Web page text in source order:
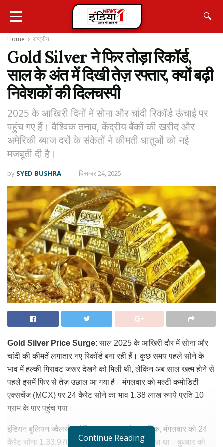
🔍
Home राष्ट्रीय
Gold Silver ने फिर तोड़ा रिकॉर्ड,
साल के अंत में दिखी तेज़ रफ्तार, क्यों बढ़ी
निवेशकों की दिलचस्पी
2025 के आखिरी दिनों में सोना और चांदी रिकॉर्ड ऊंचाई पर
पहुंच गए हैं। वैश्विक तनाव, केंद्रीय बैंकों की खरीद और
अमेरिकी ब्याज दरों के संकेतों ने कीमती धातुओं को नई
मजबूती दी है।
by SYED BUSHRA दिसम्बर 24, 2025
Gold Silver Price Surge: साल 2025 के आखिरी दौर में सोना और
चांदी की कीमतें लगातार नए रिकॉर्ड बना रही हैं। कुछ समय पहले सोने के
भाव में हल्की गिरावट जरूर देखने को मिली थी, लेकिन अब साल खत्म होने से
पहले इसमें फिर से तेज़ उछाल आ गया है। मंगलवार को मल्टी कमोडिटी
एक्सचेंज (MCX) पर 24 कैरेट सोने का भाव 1.38 लाख रुपये प्रति 10
ग्राम के पार पहुंच गया।
इंडियन बुलियन ज्वैलर्स एसोसिएशन (IBJA) के मुताबिक, मंगलवार को 24
कैरेट सोना 1,33,970 रुपये प्रति 10 ग्राम पर बंद हुआ था। बुधवार को
Continue Reading